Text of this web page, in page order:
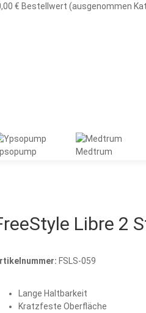
€ Bestellwert (ausgenommen
Medtrum
Libre 2
FSLS-059
Lange Haltbarkeit
Kratzfeste Oberfläche